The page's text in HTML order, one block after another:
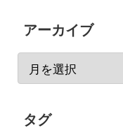
アーカイブ
タグ